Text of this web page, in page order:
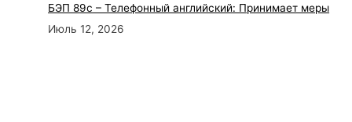
БЭП 89с – Телефонный английский: Принимает меры
Июль 12, 2026